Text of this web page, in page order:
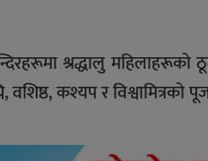
श्रद्धालु महिलाहरूको
वशिष्ठ, कश्यप र विश्वामित्रको